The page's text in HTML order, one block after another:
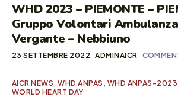
WHD 2023 – PIEMONTE –
Gruppo Volontari
Vergante – Nebbiuno
23 SETTEMBRE 2022 ADMINAICR
AICR NEWS,WHD ANPAS , WHD ANPAS-2023
WORLD HEART DAY